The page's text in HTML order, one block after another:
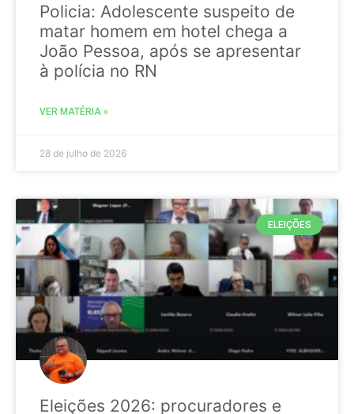
Policia: Adolescente suspeito de
matar homem em hotel chega a
João Pessoa, após se apresentar
à polícia no RN
VER MATÉRIA »
28 de julho de 2026
ELEIÇÕES
Eleições 2026: procuradores e